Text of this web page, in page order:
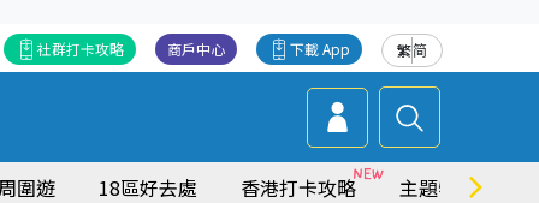
繁简
下載 App
商戶中心
社群打卡攻略
圍遊 18區好去處 香港打卡攻略 主題特集